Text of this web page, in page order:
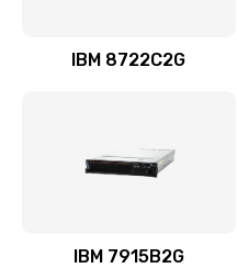
IBM 8722C2G
IBM 7915B2G